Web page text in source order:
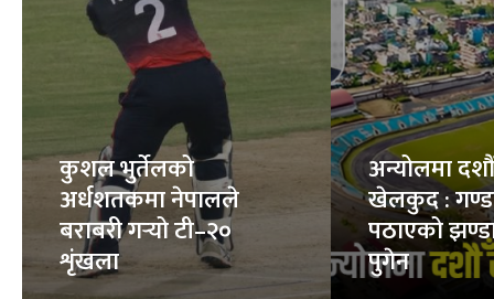
कुशल भुर्तेलको
अर्धशतकमा नेपालले
बराबरी गर्‍यो टी–२०
शृंखला
अन्योलमा दशौँ
खेलकुद :
पठाएको
पुगेन